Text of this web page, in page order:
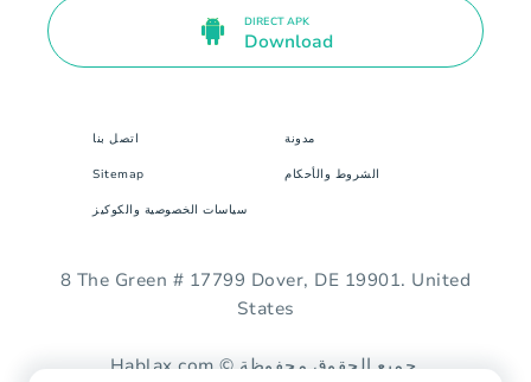
DIRECT APK
Download
اتصل بنا مدونة
Sitemap الشروط والأحكام
سياسات الخصوصية والكوكيز
8 The Green # 17799 Dover, DE 19901. United
States